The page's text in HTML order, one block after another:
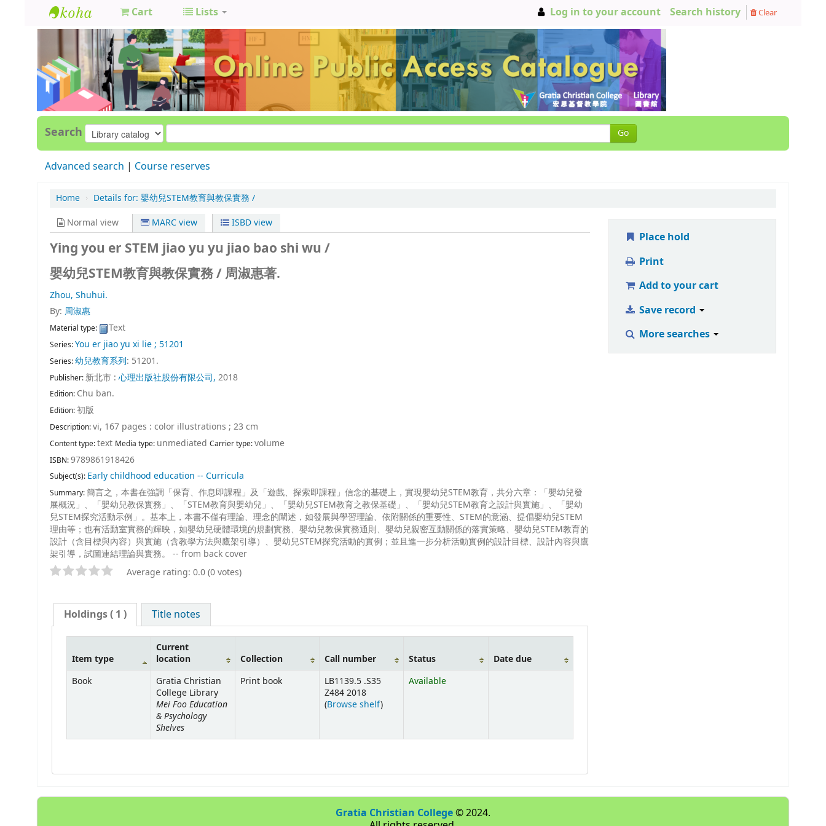
GCC
Library
Cart Lists Log in to your account Search history Clear
Search Go
Advanced search Course reserves
Home › Details for: 嬰幼兒STEM教育與教保實務 /
Normal view
MARC view ISBD view
Ying you er STEM jiao yu yu jiao bao shi wu /
嬰幼兒STEM教育與教保實務 /周淑惠著.
Zhou, Shuhui.
By: 周淑惠
Material type: Text
Series:You er jiao yu xi lie ; 51201
Series:幼兒教育系列: 51201.
Publisher:新北市 : 心理出版社股份有限公司, 2018
Edition: Chu ban.
Edition:初版
Description:vi, 167 pages : color illustrations ; 23 cm
Content type:text Media type: unmediated Carrier type:volume
ISBN:9789861918426
Subject(s): Early childhood education -- Curricula
Summary:簡言之，本書在強調「保育、作息即課程」及「遊戲、探索即課程」信念的基礎上，實現嬰幼兒STEM教育，共分六章：「嬰幼兒發
展概況」、「嬰幼兒教保實務」、「STEM教育與嬰幼兒」、「嬰幼兒STEM教育之教保基礎」、「嬰幼兒STEM教育之設計與實施」、「嬰幼
兒STEM探究活動示例」。基本上，本書不僅有理論、理念的闡述，如發展與學習理論、依附關係的重要性、STEM的意涵、提倡嬰幼兒STEM
理由等；也有活動室實務的輝映，如嬰幼兒硬體環境的規劃實務、嬰幼兒教保實務通則、嬰幼兒親密互動關係的落實策略、嬰幼兒STEM教育的
設計（含目標與內容）與實施（含教學方法與鷹架引導）、嬰幼兒STEM探究活動的實例；並且進一步分析活動實例的設計目標、設計內容與鷹
架引導，試圖連結理論與實務。 -- from back cover
Average rating: 0.0 (0 votes)
Holdings( 1 ) Title notes
Item type
Current
location
Collection Call number Status
Date due
Book
Gratia Christian
College Library
Mei Foo Education
& Psychology
Shelves
Print book
LB1139.5 .S35
Z484 2018
(Browse shelf)
Available
Place hold
Print
Add to your cart
Save record
More searches
Gratia Christian College© 2024.